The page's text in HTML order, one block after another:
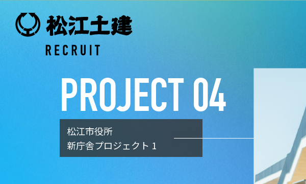
PROJECT 04
松江市役所
新庁舎プロジェクト 1